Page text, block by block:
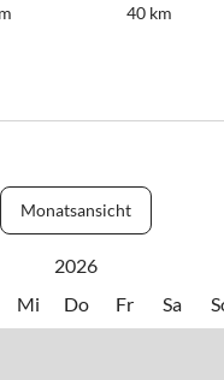
40 km
Monatsansicht
2026
Mi Do Fr Sa